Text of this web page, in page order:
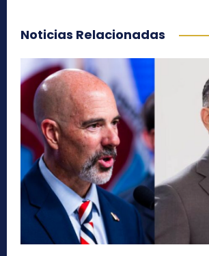
Noticias Relacionadas